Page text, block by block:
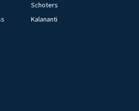
Schoters
Kalananti